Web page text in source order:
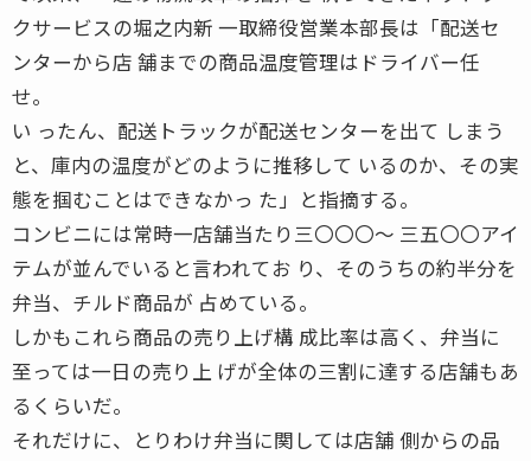
クサービスの堀之内新 一取締役営業本部長は「配送セ
ンターから店 舗までの商品温度管理はドライバー任
せ。
い ったん、配送トラックが配送センターを出て しまう
と、庫内の温度がどのように推移して いるのか、その実
態を掴むことはできなかっ た」と指摘する。
コンビニには常時一店舗当たり三〇〇〇〜 三五〇〇アイ
テムが並んでいると言われてお り、そのうちの約半分を
弁当、チルド商品が 占めている。
しかもこれら商品の売り上げ構 成比率は高く、弁当に
至っては一日の売り上 げが全体の三割に達する店舗もあ
るくらいだ。
それだけに、とりわけ弁当に関しては店舗 側からの品